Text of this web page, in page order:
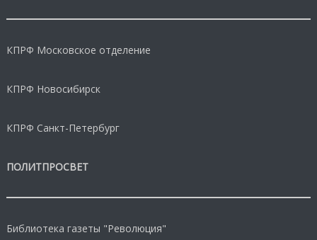
КПРФ Московское отделение
КПРФ Новосибирск
КПРФ Санкт-Петербург
ПОЛИТПРОСВЕТ
Библиотека газеты "Революция"